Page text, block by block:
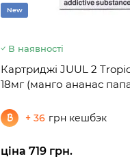
New
В наявності
Картриджі JUUL 2
18мг (манго ананас
+ 36 грн кешбэк
ціна 719 грн.